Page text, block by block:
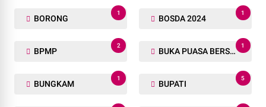
BORONG
1
BOSDA 2024
1
BPMP
2
BUKA PUASA BERSAMA
1
BUNGKAM
1
BUPATI
5